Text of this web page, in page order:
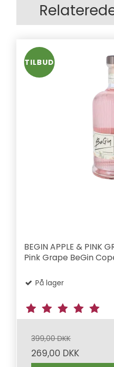
TILBUD
BEGIN APPLE & PINK
Pink Grape BeGin
På lager
399,00 DKK
269,00 DKK